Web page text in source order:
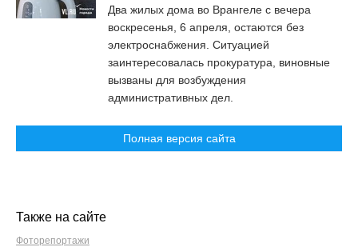
Два жилых дома во Врангеле с вечера
воскресенья, 6 апреля, остаются без
электроснабжения. Ситуацией
заинтересовалась прокуратура, виновные
вызваны для возбуждения
административных дел.
Полная версия сайта
Также на сайте
Фоторепортажи